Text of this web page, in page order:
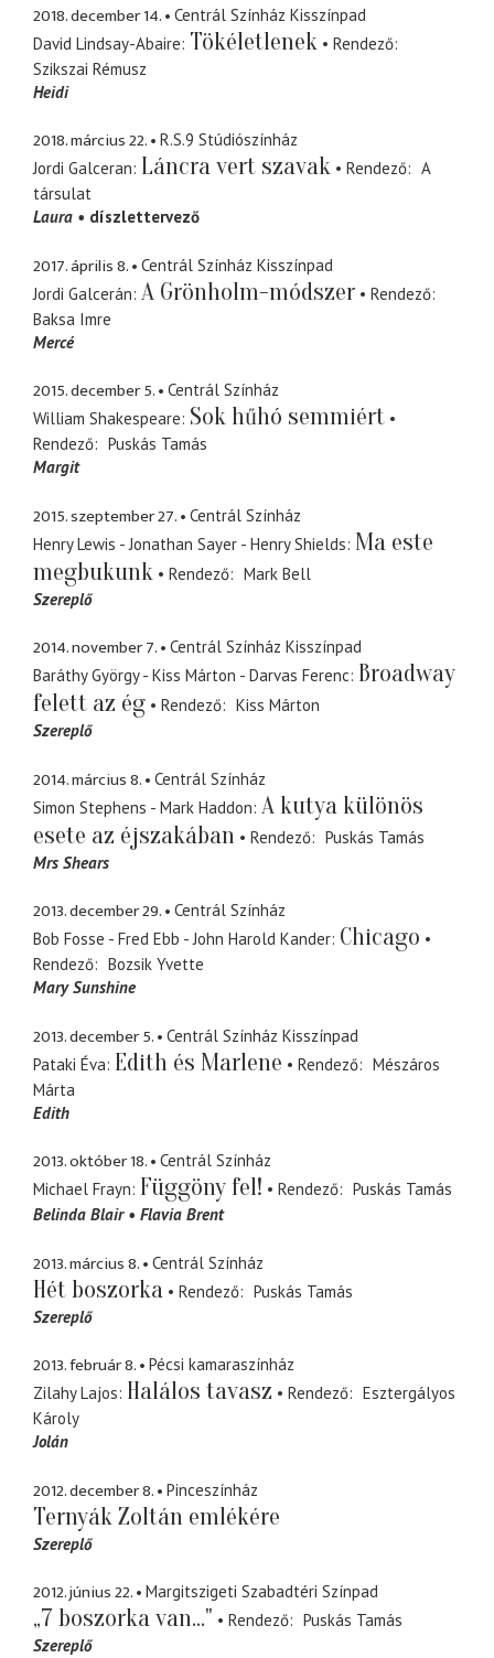
2018. december 14.
Centrál Színház Kisszínpad
David Lindsay-Abaire Tökéletlenek
Rendező
Szikszai Rémusz
Heidi
2018. március 22.
R.S.9 Stúdiószínház
Jordi Galceran Láncra vert szavak Rendező
A
társulat
Laura
díszlettervező
2017. április 8.
Centrál Színház Kisszínpad
Jordi Galcerán A Grönholm-módszer
Rendező
Baksa Imre
Mercé
2015. december 5.
Centrál Színház
William Shakespeare Sok hűhó semmiért
Rendező
Puskás Tamás
Margit
2015. szeptember 27.
Centrál Színház
Henry Lewis - Jonathan Sayer - Henry Shields Ma este
megbukunk
Rendező
Mark Bell
Szereplő
2014. november 7.
Centrál Színház Kisszínpad
Baráthy György - Kiss Márton - Darvas Ferenc Broadway
felett az ég
Rendező
Kiss Márton
Szereplő
2014. március 8.
Centrál Színház
Simon Stephens - Mark Haddon A kutya különös
esete az éjszakában
Rendező
Puskás Tamás
Mrs Shears
2013. december 29.
Centrál Színház
Bob Fosse - Fred Ebb - John Harold Kander Chicago
Rendező
Bozsik Yvette
Mary Sunshine
2013. december 5.
Centrál Színház Kisszínpad
Pataki Éva Edith és Marlene Rendező
Mészáros
Márta
Edith
2013. október 18.
Centrál Színház
Michael Frayn Függöny fel! Rendező
Puskás Tamás
Belinda Blair
Flavia Brent
2013. március 8. Centrál Színház
Hét boszorka Rendező
Puskás Tamás
Szereplő
2013. február 8.
Pécsi kamaraszínház
Zilahy Lajos Halálos tavasz Rendező
Esztergályos
Károly
Jolán
2012. december 8. Pinceszínház
Ternyák Zoltán emlékére
Szereplő
2012. június 22. Margitszigeti Szabadtéri Színpad
„7 boszorka van..." Rendező
Puskás Tamás
Szereplő